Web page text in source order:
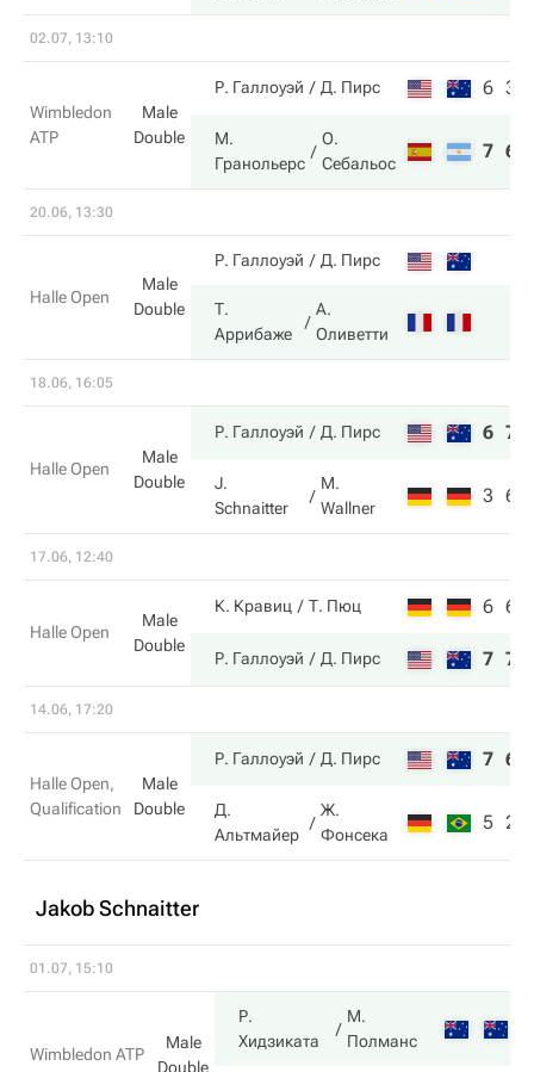
02.07, 13:10
Wimbledon
ATP
Male
Double
Р. Галлоуэй Д. Пирс 6 3
М.
Гранольерс
О.
Себальос
7 6
20.06, 13:30
Halle Open
Male
Double
Р. Галлоуэй Д. Пирс
Т.
Аррибаже
А.
Оливетти
18.06, 16:05
Halle Open
Male
Double
Р. Галлоуэй Д. Пирс 6 7
J.
Schnaitter
M.
Wallner
3 6
17.06, 12:40
Halle Open
Male
Double
К. Кравиц Т. Пюц 6 6
Р. Галлоуэй Д. Пирс 7 7
14.06, 17:20
Halle Open,
Qualification
Male
Double
Р. Галлоуэй Д. Пирс 7 6
Д.
Альтмайер
Ж.
Фонсека
5 2
Jakob Schnaitter
01.07, 15:10
Wimbledon ATP
Male
Double
Р.
Хидзиката
М.
Полманс